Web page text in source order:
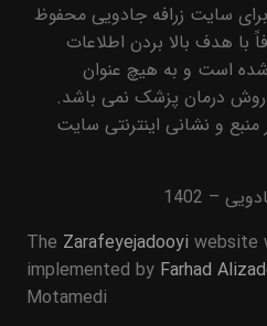
سایت زرافه جادویی محفوظ
هدف بالا بردن اطلاعات
شده است و به هیچ عنوان
درمان پزشک نمی باشد.
و نشانی اینترنتی سایت
– 1402
The Zarafeyejadooyi website
implemented by Farhad
Motamedi